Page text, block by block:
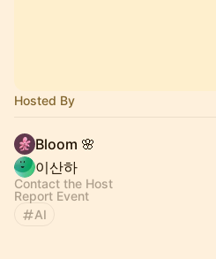
Hosted By
Bloom 🌸
이산하
Contact the Host
Report Event
AI